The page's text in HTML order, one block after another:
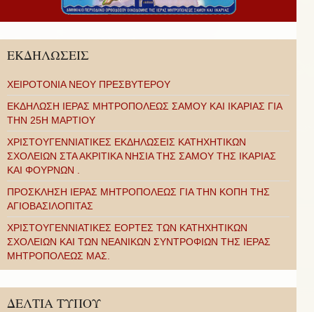
ΕΚΔΗΛΩΣΕΙΣ
ΧΕΙΡΟΤΟΝΙΑ ΝΕΟΥ ΠΡΕΣΒΥΤΕΡΟΥ
ΕΚΔΗΛΩΣΗ ΙΕΡΑΣ ΜΗΤΡΟΠΟΛΕΩΣ ΣΑΜΟΥ ΚΑΙ ΙΚΑΡΙΑΣ ΓΙΑ
ΤΗΝ 25Η ΜΑΡΤΙΟΥ
ΧΡΙΣΤΟΥΓΕΝΝΙΑΤΙΚΕΣ ΕΚΔΗΛΩΣΕΙΣ ΚΑΤΗΧΗΤΙΚΩΝ
ΣΧΟΛΕΙΩΝ ΣΤΑ ΑΚΡΙΤΙΚΑ ΝΗΣΙΑ ΤΗΣ ΣΑΜΟΥ ΤΗΣ ΙΚΑΡΙΑΣ
ΚΑΙ ΦΟΥΡΝΩΝ .
ΠΡΟΣΚΛΗΣΗ ΙΕΡΑΣ ΜΗΤΡΟΠΟΛΕΩΣ ΓΙΑ ΤΗΝ ΚΟΠΗ ΤΗΣ
ΑΓΙΟΒΑΣΙΛΟΠΙΤΑΣ
ΧΡΙΣΤΟΥΓΕΝΝΙΑΤΙΚΕΣ ΕΟΡΤΕΣ ΤΩΝ ΚΑΤΗΧΗΤΙΚΩΝ
ΣΧΟΛΕΙΩΝ ΚΑΙ ΤΩΝ ΝΕΑΝΙΚΩΝ ΣΥΝΤΡΟΦΙΩΝ ΤΗΣ ΙΕΡΑΣ
ΜΗΤΡΟΠΟΛΕΩΣ ΜΑΣ.
ΔΕΛΤΙΑ ΤΥΠΟΥ